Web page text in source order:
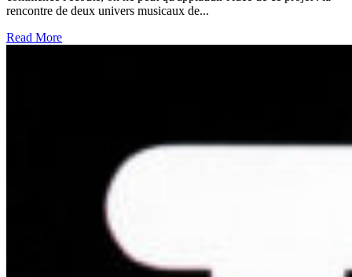
rencontre de deux univers musicaux de...
Read More